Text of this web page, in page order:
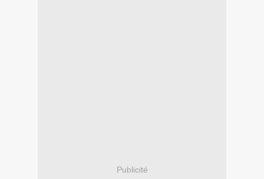
Publicité